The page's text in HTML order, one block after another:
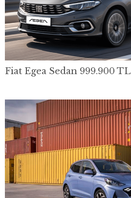
Fiat Egea Sedan 999.900 TL